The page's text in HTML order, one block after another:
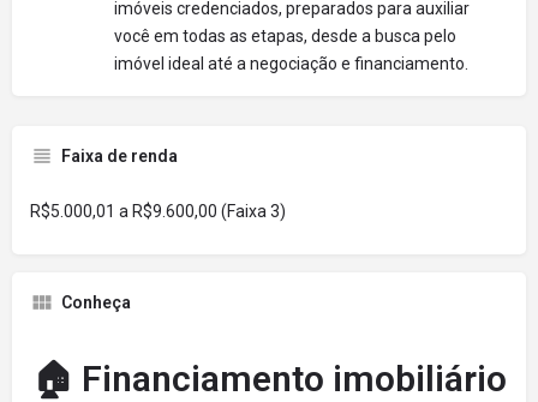
imóveis credenciados, preparados para auxiliar
você em todas as etapas, desde a busca pelo
imóvel ideal até a negociação e financiamento.
Faixa de renda
R$5.000,01 a R$9.600,00 (Faixa 3)
Conheça
🏠 Financiamento imobiliário